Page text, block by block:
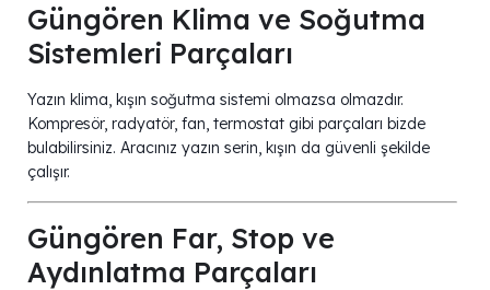
Güngören Klima ve Soğutma
Sistemleri Parçaları
Yazın klima, kışın soğutma sistemi olmazsa olmazdır.
Kompresör, radyatör, fan, termostat gibi parçaları bizde
bulabilirsiniz. Aracınız yazın serin, kışın da güvenli şekilde
çalışır.
Güngören Far, Stop ve
Aydınlatma Parçaları